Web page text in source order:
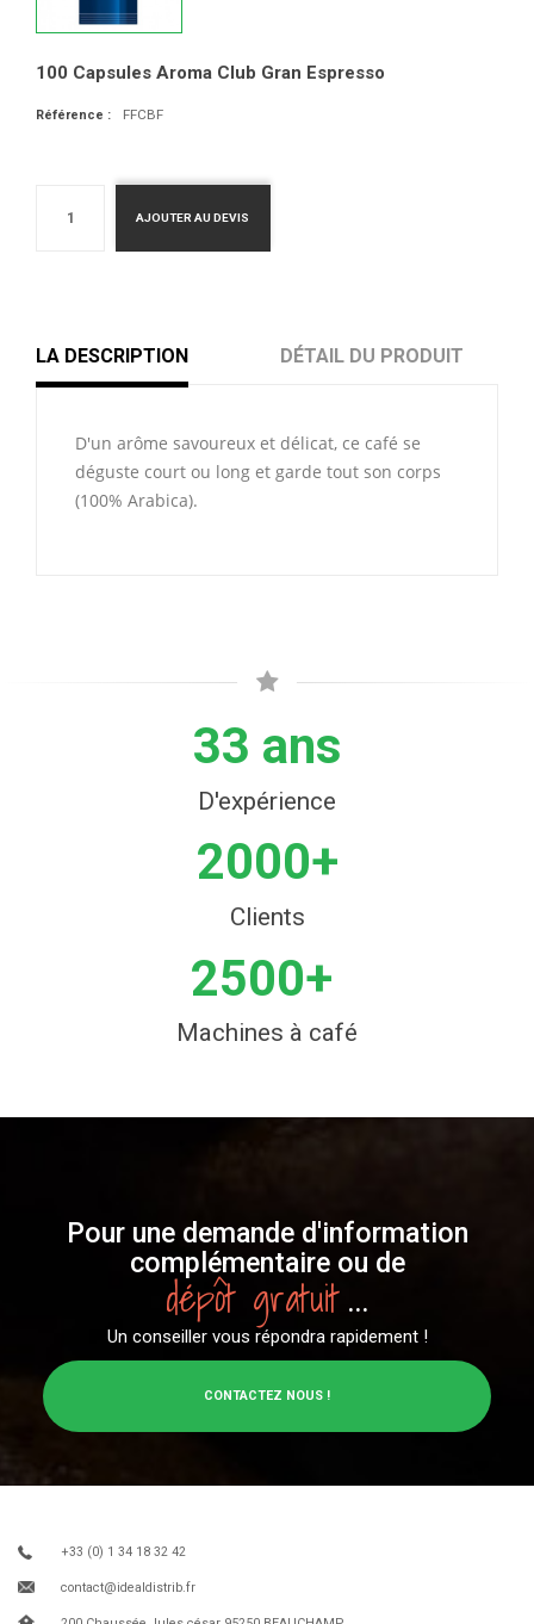
100 Capsules Aroma Club Gran Espresso
Référence : FFCBF
AJOUTER AU DEVIS
LA DESCRIPTION DÉTAIL DU PRODUIT
D'un arôme savoureux et délicat, ce café se
déguste court ou long et garde tout son corps
(100% Arabica).
33 ans
D'expérience
2000+
Clients
2500+
Machines à café
Pour une demande d'information
complémentaire ou de
dépôt gratuit ...
Un conseiller vous répondra rapidement !
CONTACTEZ NOUS !
+33 (0) 1 34 18 32 42
contact@idealdistrib.fr